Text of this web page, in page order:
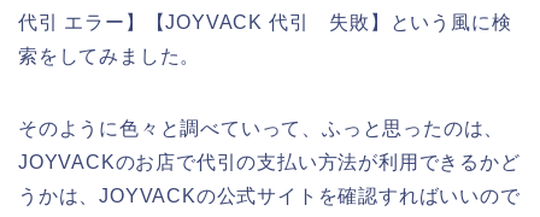
代引 エラー】【JOYVACK 代引 失敗】という風に検
索をしてみました。
そのように色々と調べていって、ふっと思ったのは、
JOYVACKのお店で代引の支払い方法が利用できるかど
うかは、JOYVACKの公式サイトを確認すればいいので